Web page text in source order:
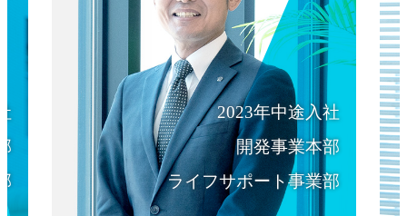
2023年中途入社
開発事業本部
ライフサポート事業部